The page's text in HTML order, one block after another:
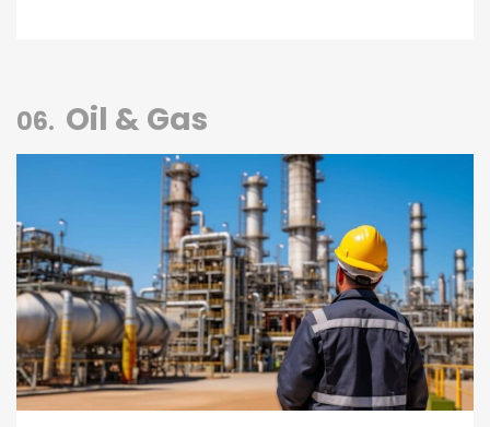
06. Oil & Gas